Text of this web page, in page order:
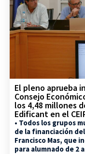
El pleno aprueba
Consejo
los 4,48 millones
Edificant en el
• Todos los grupos
de la financiación
Francisco Mas, que
para alumnado de 2